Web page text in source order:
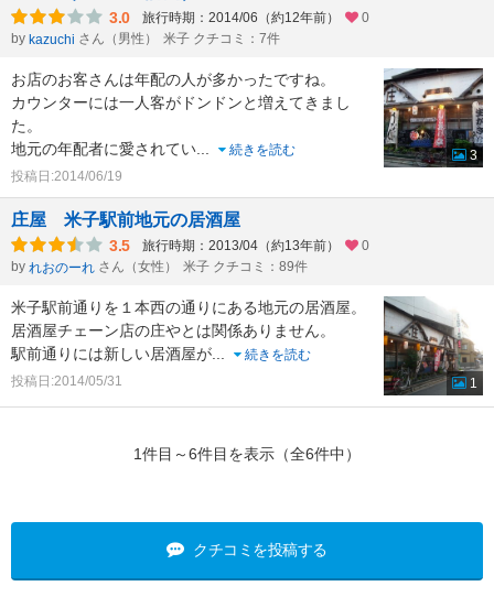
3.0 旅行時期：2014/06（約12年前）
0
by kazuchi さん（男性） 米子 クチコミ：7件
お店のお客さんは年配の人が多かったですね。
カウンターには一人客がドンドンと増えてきまし
た。
地元の年配者に愛されてい...
続きを読む
投稿日:2014/06/19
3
庄屋 米子駅前地元の居酒屋
3.5 旅行時期：2013/04（約13年前）
0
by れおのーれ さん（女性） 米子 クチコミ：89件
米子駅前通りを１本西の通りにある地元の居酒屋。
居酒屋チェーン店の庄やとは関係ありません。
駅前通りには新しい居酒屋が...
続きを読む
投稿日:2014/05/31
1
1件目～6件目を表示（全6件中）
クチコミを投稿する